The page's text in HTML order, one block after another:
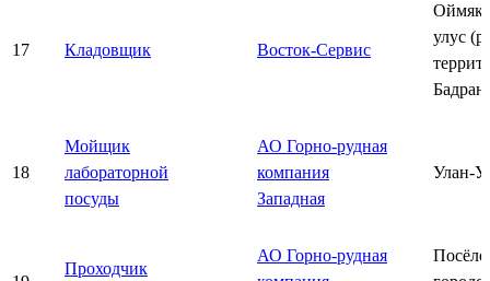
17 Кладовщик Восток-Сервис
улус
Бадран
18
Мойщик
лабораторной
посуды
АО Горно-рудная
компания
Западная
Улан-
Проходчик
АО Горно-рудная